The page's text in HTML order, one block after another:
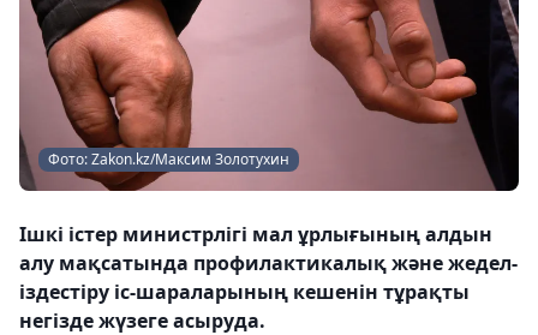
Фото: Zakon.kz/Максим Золотухин
Ішкі істер министрлігі мал ұрлығының алдын
алу мақсатында профилактикалық және жедел-
іздестіру іс-шараларының кешенін тұрақты
негізде жүзеге асыруда.